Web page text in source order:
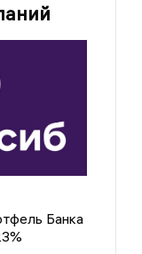
Банка